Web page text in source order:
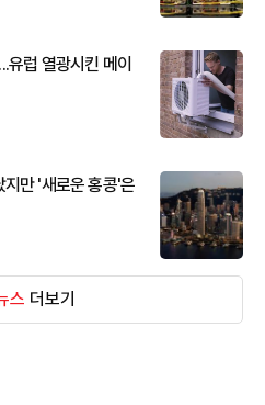
유럽 열광시킨 메이
만 '새로운 홍콩'은
스 더보기